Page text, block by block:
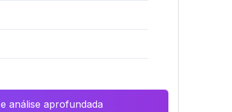
análise aprofundada